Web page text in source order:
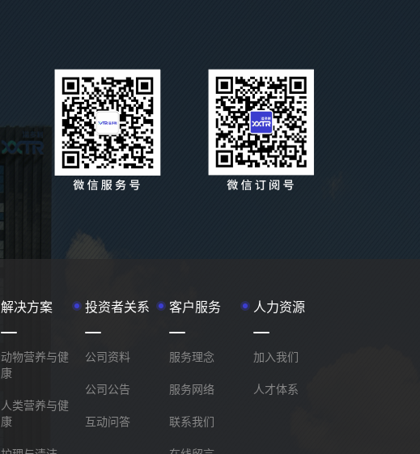
解决方案
动物营养与健
康
人类营养与健
康
投资者关系
公司资料
公司公告
互动问答
客户服务
服务理念
服务网络
联系我们
人力资源
加入我们
人才体系